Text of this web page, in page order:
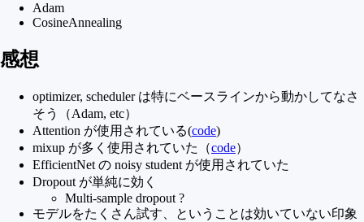
Adam
CosineAnnealing
感想
optimizer, scheduler は特にベースラインから動かしてなさ
そう（Adam, etc）
Attention が使用されている(code)
mixup が多く使用されていた（code）
EfficientNet の noisy student が使用されていた
Dropout が単純に効く
Multi-sample dropout ?
モデルをたくさん試す、ということは効いていない印象